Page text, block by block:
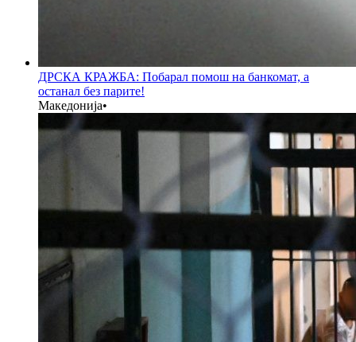
ДРСКА КРАЖБА: Побарал помош на банкомат, а
останал без парите!
Македонија•